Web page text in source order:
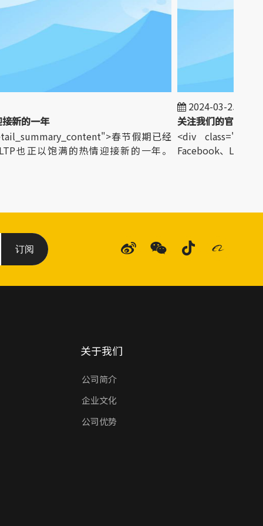
新的一年
春节假期已经
也正以饱满的热情迎接新的一年。
2024-03-25
关注我们的官方社交
<div
Facebook、
订阅
关于我们
公司简介
企业文化
公司优势